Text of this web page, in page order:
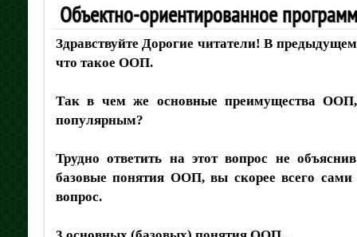
Объектно-ориентированное
Здравствуйте Дорогие читатели! В
что такое ООП.
Так в чем же основные преимущества
популярным?
Трудно ответить на этот вопрос не
базовые понятия ООП, вы скорее всего сами
вопрос.